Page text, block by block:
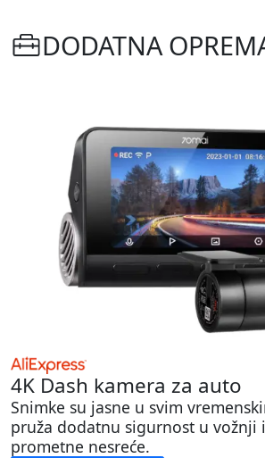
DODATNA
4K Dash kamera za auto
Snimke su jasne u svim
pruža dodatnu sigurnost u vožnji
prometne nesreće.